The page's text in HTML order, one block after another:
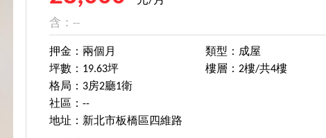
含：--
押金：兩個月
坪數：19.63坪
類型：成屋
樓層：2樓/共4樓
格局：3房2廳1衛
社區：--
地址：新北市板橋區四維路